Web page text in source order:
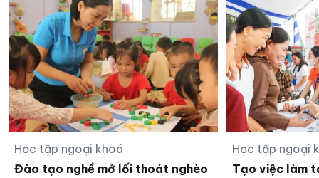
Học tập ngoại khoá
Đào tạo nghề mở lối thoát nghèo
Học tập ngoại
Tạo việc làm